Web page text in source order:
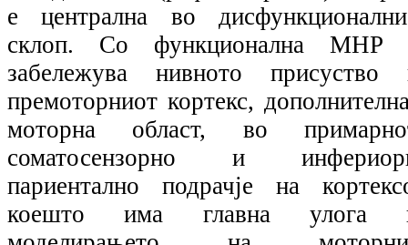
е централна во
склоп. Со функционална МНР
забележува нивното присуство
премоторниот кортекс,
моторна област, во
соматосензорно и
париентално подрачје на
коешто има главна улога